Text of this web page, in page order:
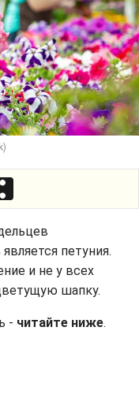
петуния.
и не у всех
шапку.
- читайте ниже.